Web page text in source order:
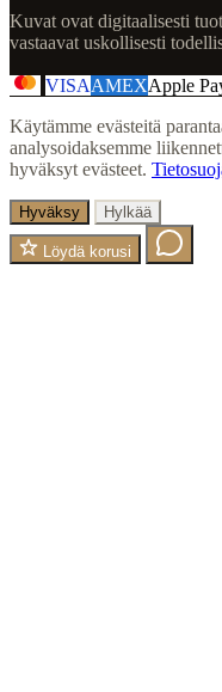
Kuvat ovat digitaalisesti
vastaavat uskollisesti
VISAAMEXApple
Käytämme evästeitä
analysoidaksemme
hyväksyt evästeet.
Hyväksy Hylkää
Löydä korusi